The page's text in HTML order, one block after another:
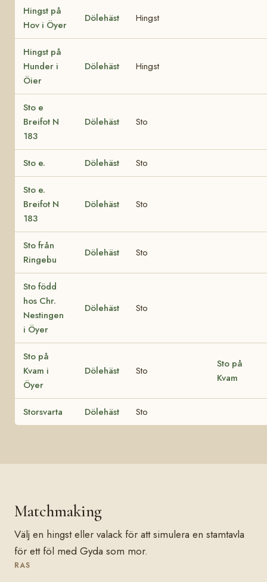
Hingst på
Hov i Öyer
Dölehäst Hingst
Hingst på
Hunder i
Öier
Dölehäst Hingst
Sto e
Breifot N
183
Dölehäst Sto
Sto e. Dölehäst Sto
Sto e.
Breifot N
183
Dölehäst Sto
Sto från
Ringebu
Dölehäst Sto
Sto född
hos Chr.
Nestingen
i Öyer
Dölehäst Sto
Sto på
Kvam i
Öyer
Dölehäst Sto
Sto på
Kvam
Storsvarta Dölehäst Sto
Matchmaking
Välj en hingst eller valack för att simulera en stamtavla
för ett föl med Gyda som mor.
RAS